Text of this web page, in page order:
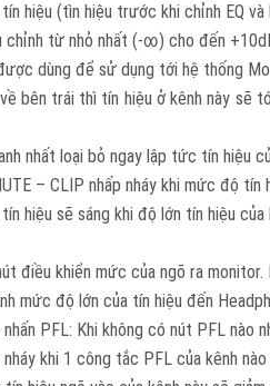
hiệu (tìn hiệu trước khi chỉnh EQ
từ nhỏ nhất (-∞) cho đến
dùng để sử dụng tới hệ thống
bên trái thì tín hiệu ở kênh này sẽ
nhất loại bỏ ngay lập tức tín hiệu
– CLIP nhấp nháy khi mức độ tín
hiệu sẽ sáng khi độ lớn tín hiệu
điều khiển mức của ngõ ra
mức độ lớn của tín hiệu đến
PFL: Khi không có nút PFL
khi 1 công tắc PFL của kênh